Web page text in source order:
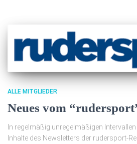
ALLE MITGLIEDER
Neues vom
In regelmäßig unregelmäßigen
Inhalte des Newsletters der rudersport-